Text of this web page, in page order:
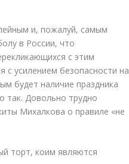
и, пожалуй, самым
в России, что
с этим
с усилением безопасности на
будет наличие праздника
так. Довольно трудно
Михалкова о правиле «не
торт, коим являются